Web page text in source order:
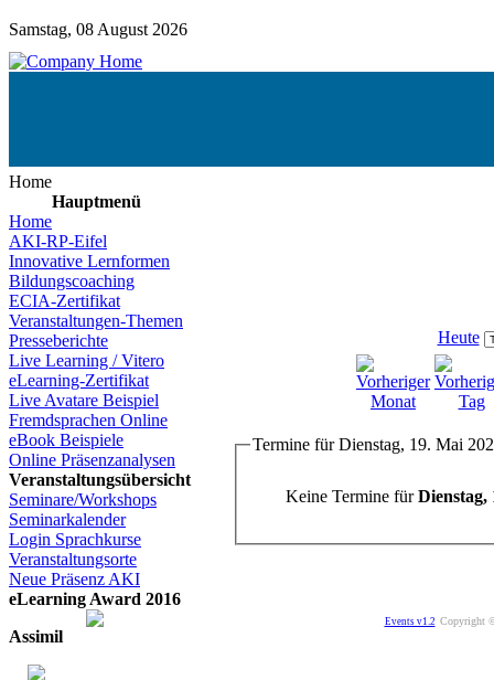
Samstag, 08 August 2026
Home
Hauptmenü
Home
AKI-RP-Eifel
Innovative Lernformen
Bildungscoaching
ECIA-Zertifikat
Veranstaltungen-Themen
Presseberichte
Live Learning / Vitero
eLearning-Zertifikat
Live Avatare Beispiel
Fremdsprachen Online
eBook Beispiele
Online Präsenzanalysen
Veranstaltungsübersicht
Seminare/Workshops
Seminarkalender
Login Sprachkurse
Veranstaltungsorte
Neue Präsenz AKI
eLearning Award 2016
Assimil
Heute
Termine für Dienstag, 19. Mai
Keine Termine fürDienstag,
Events v1.2 Copyright